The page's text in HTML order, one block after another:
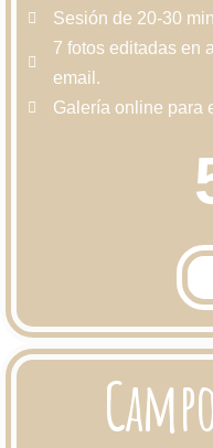
Sesión de 20-30
7 fotos editadas en
email.
Galería online para